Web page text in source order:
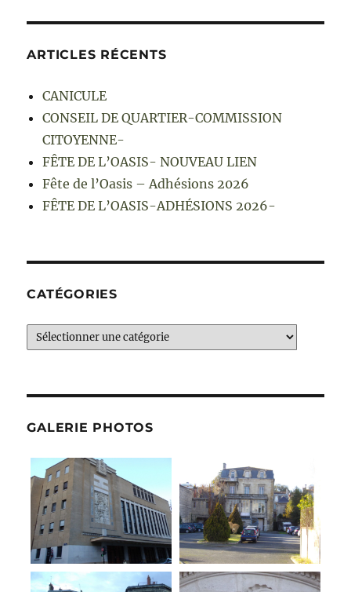
ARTICLES RÉCENTS
CANICULE
CONSEIL DE QUARTIER-COMMISSION
CITOYENNE-
FÊTE DE L’OASIS- NOUVEAU LIEN
Fête de l’Oasis – Adhésions 2026
FÊTE DE L’OASIS-ADHÉSIONS 2026-
CATÉGORIES
Catégories
GALERIE PHOTOS